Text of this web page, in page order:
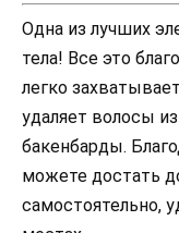
Одна из лучших
тела! Все это
легко
удаляет волосы
бакенбарды.
можете достать
самостоятельно,